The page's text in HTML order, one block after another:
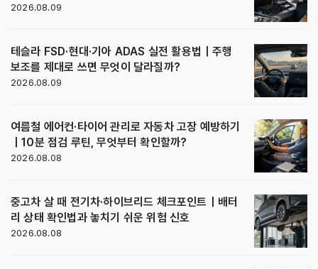
2026.08.09
테슬라 FSD·현대·기아 ADAS 실전 활용법｜주행
보조를 제대로 쓰면 무엇이 달라질까?
2026.08.09
여름철 에어컨·타이어 관리로 자동차 고장 예방하기
｜10분 점검 루틴, 무엇부터 확인할까?
2026.08.08
중고차 살 때 전기차·하이브리드 체크포인트｜배터
리 상태 확인법과 놓치기 쉬운 위험 신호
2026.08.08